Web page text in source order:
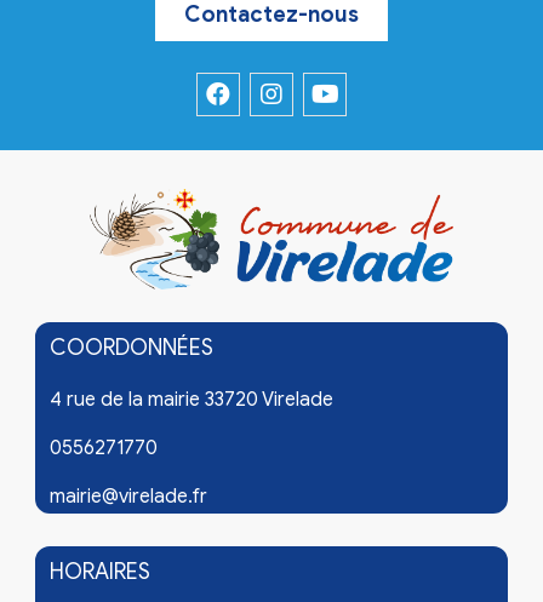
Contactez-nous
COORDONNÉES
4 rue de la mairie 33720 Virelade
0556271770
mairie@virelade.fr
HORAIRES